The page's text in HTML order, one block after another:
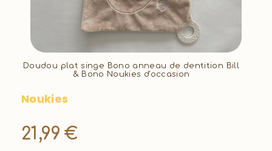
Doudou plat singe Bono anneau de dentition Bill
& Bono Noukies d'occasion
Noukies
21,99 €